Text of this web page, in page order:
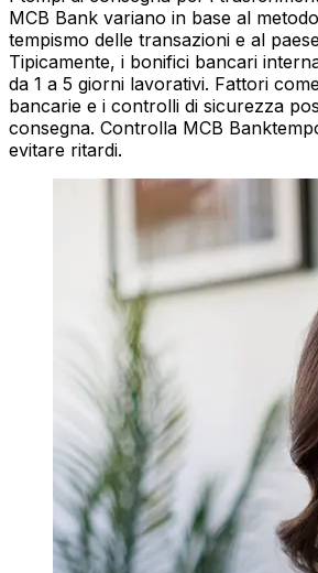
MCB Bank variano in base al
tempismo delle transazioni e al
Tipicamente, i bonifici bancari
da 1 a 5 giorni lavorativi. Fattori
bancarie e i controlli di sicurezza
consegna. Controlla MCB
evitare ritardi.